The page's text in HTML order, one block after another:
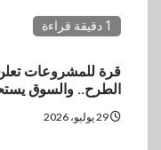
1 دقيقة قراءة
قرة للمشروعات تعلن
الطرح.. والسوق